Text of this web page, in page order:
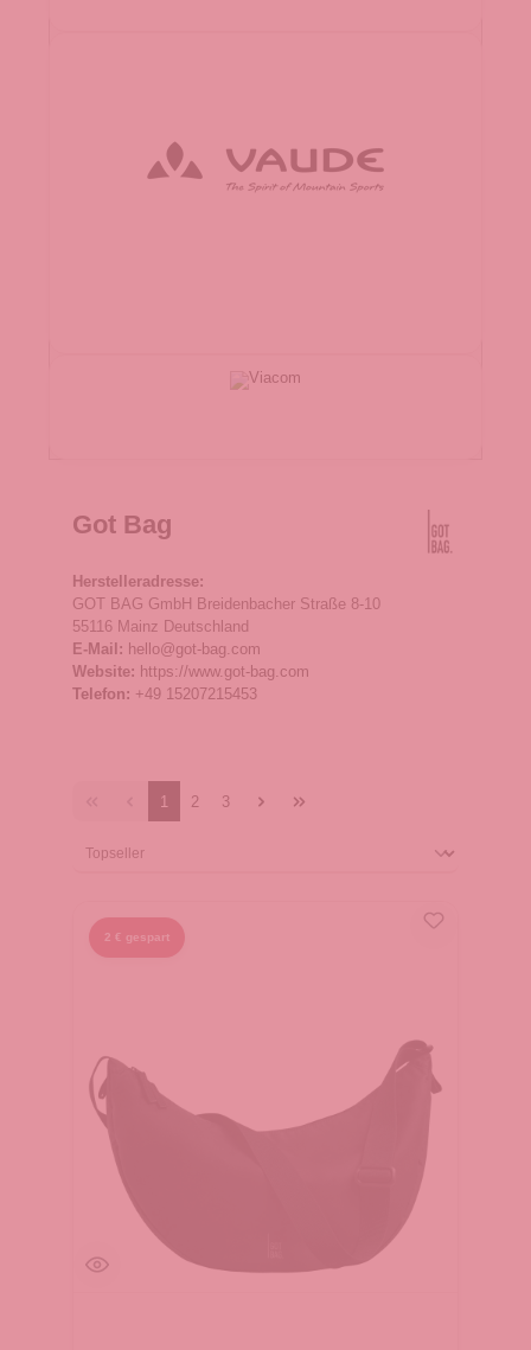
Got Bag
Herstelleradresse:
GOT BAG GmbH Breidenbacher Straße 8-10
55116 Mainz Deutschland
E-Mail: hello@got-bag.com
Website: https://www.got-bag.com
Telefon: +49 15207215453
1 2 3
2 € gespart